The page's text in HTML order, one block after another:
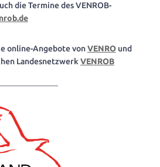
die Termine des VENROB-
online-Angebote vonVENROund
Landesnetzwerk VENROB